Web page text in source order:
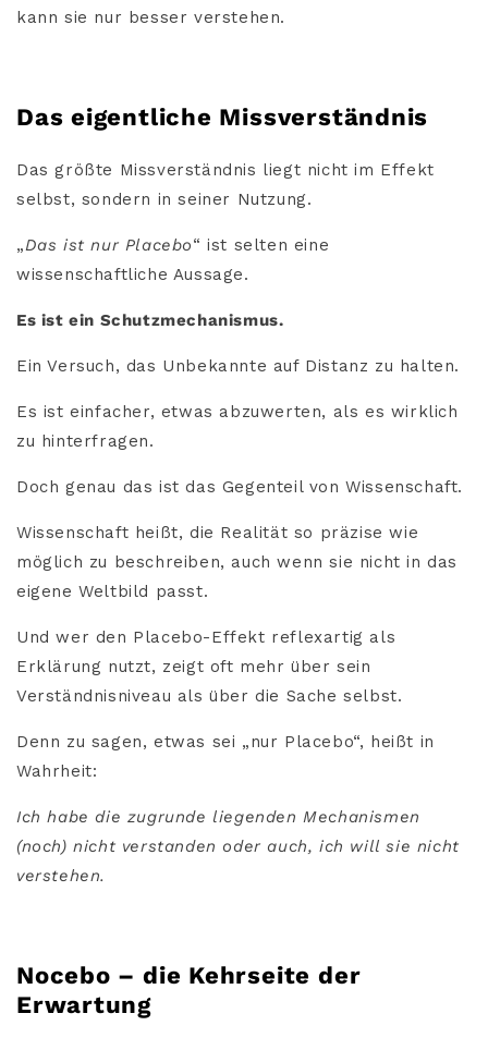
kann sie nur besser verstehen.
Das eigentliche Missverständnis
Das größte Missverständnis liegt nicht im Effekt
selbst, sondern in seiner Nutzung.
„Das ist nur Placebo“ ist selten eine
wissenschaftliche Aussage.
Es ist ein Schutzmechanismus.
Ein Versuch, das Unbekannte auf Distanz zu halten.
Es ist einfacher, etwas abzuwerten, als es wirklich
zu hinterfragen.
Doch genau das ist das Gegenteil von Wissenschaft.
Wissenschaft heißt, die Realität so präzise wie
möglich zu beschreiben, auch wenn sie nicht in das
eigene Weltbild passt.
Und wer den Placebo-Effekt reflexartig als
Erklärung nutzt, zeigt oft mehr über sein
Verständnisniveau als über die Sache selbst.
Denn zu sagen, etwas sei „nur Placebo“, heißt in
Wahrheit:
Ich habe die zugrunde liegenden Mechanismen
(noch) nicht verstanden oder auch, ich will sie nicht
verstehen.
Nocebo – die Kehrseite der
Erwartung